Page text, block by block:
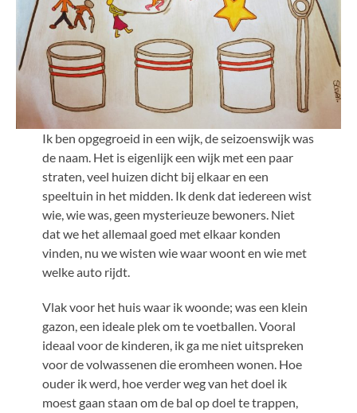
Ik ben opgegroeid in een wijk, de seizoenswijk was
de naam. Het is eigenlijk een wijk met een paar
straten, veel huizen dicht bij elkaar en een
speeltuin in het midden. Ik denk dat iedereen wist
wie, wie was, geen mysterieuze bewoners. Niet
dat we het allemaal goed met elkaar konden
vinden, nu we wisten wie waar woont en wie met
welke auto rijdt.
Vlak voor het huis waar ik woonde; was een klein
gazon, een ideale plek om te voetballen. Vooral
ideaal voor de kinderen, ik ga me niet uitspreken
voor de volwassenen die eromheen wonen. Hoe
ouder ik werd, hoe verder weg van het doel ik
moest gaan staan om de bal op doel te trappen,